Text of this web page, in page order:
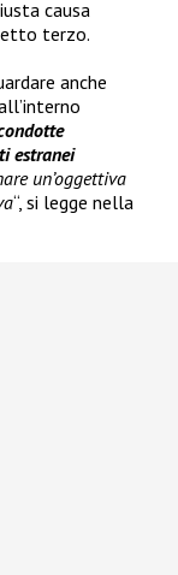
causa
terzo.
anche
estranei
un’oggettiva
“, si legge nella